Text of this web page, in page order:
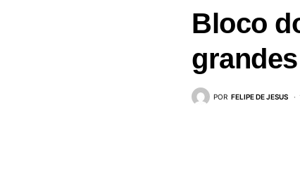
Bloco
POR FELIPE DE JESUS